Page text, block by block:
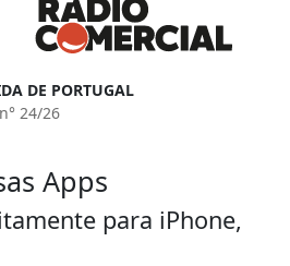
DE PORTUGAL
24/26
Apps
para iPhone,